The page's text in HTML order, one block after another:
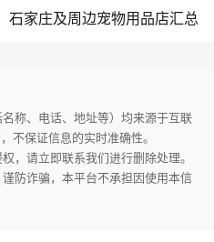
石家庄及周边宠物用品店汇总
称、电话、地址等）均来源于互联
不保证信息的实时准确性。
，请立即联系我们进行删除处理。
防诈骗，本平台不承担因使用本信